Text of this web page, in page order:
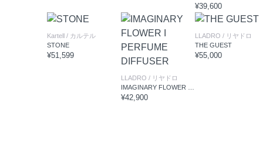
¥39,600
Kartell / カルテル
STONE
¥51,599
LLADRO / リヤドロ
¥42,900
LLADRO / リヤドロ
THE GUEST
¥55,000